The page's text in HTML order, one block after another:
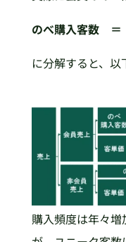
のべ購入客数
に分解すると、以
購入頻度は年々